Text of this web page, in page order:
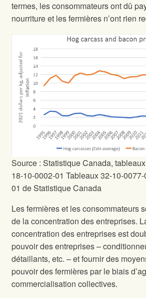
termes, les consommateurs ont dû
nourriture et les fermières n’ont rien
Source : Statistique Canada,
18-10-0002-01 Tableaux 32-10-
01 de Statistique Canada
Les fermières et les consommateurs
de la concentration des entreprises.
concentration des entreprises est
pouvoir des entreprises –
détaillants, etc. – et fournir des
pouvoir des fermières par le biais
commercialisation collectives.